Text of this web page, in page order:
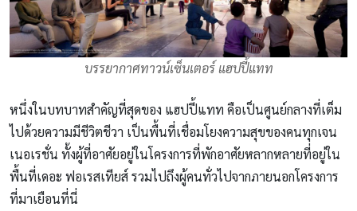
บรรยากาศทาวน์เซ็นเตอร์ แฮปปี้แทท
หนึ่งในบทบาทสำคัญที่สุดของ แฮปปี้แทท คือเป็นศูนย์กลางที่เต็ม
ไปด้วยความมีชีวิตชีวา เป็นพื้นที่เชื่อมโยงความสุขของคนทุกเจน
เนอเรชั่น ทั้งผู้ที่อาศัยอยู่ในโครงการที่พักอาศัยหลากหลายที่อยู่ใน
พื้นที่เดอะ ฟอเรสเทียส์ รวมไปถึงผู้คนทั่วไปจากภายนอกโครงการ
ที่มาเยือนที่นี่